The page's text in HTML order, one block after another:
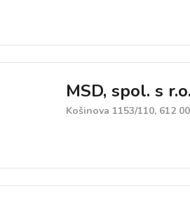
MSD, spol. s
Košinova 1153/110, 612